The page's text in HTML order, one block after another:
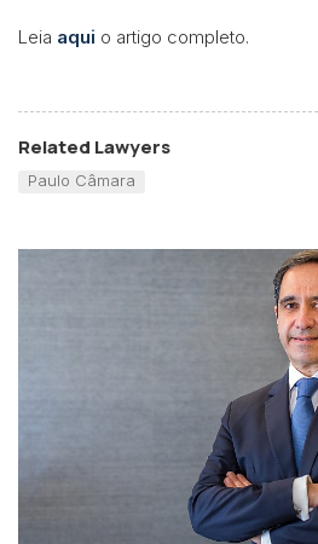
Leia aqui o artigo completo.
Related Lawyers
Paulo Câmara